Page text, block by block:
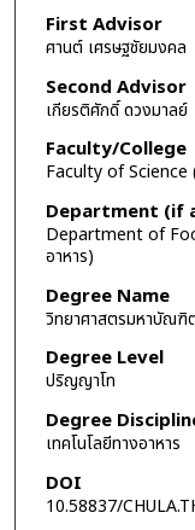
First Advisor
ศานต์ เศรษฐชัยมงคล
Second Advisor
เกียรติศักดิ์ ดวงมาลย์
Faculty/College
Faculty of Science
Department (if
Department of
อาหาร)
Degree Name
วิทยาศาสตรมหาบัณฑิ
Degree Level
ปริญญาโท
Degree
เทคโนโลยีทางอาหาร
DOI
10.58837/